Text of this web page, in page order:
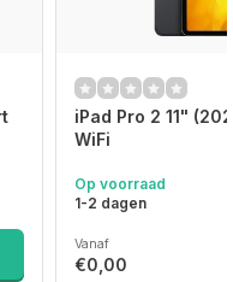
iPad Pro 2 11"
WiFi
Op voorraad
1-2 dagen
Vanaf
€0,00